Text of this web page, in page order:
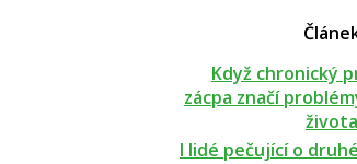
Když chronický
zácpa značí
života
I lidé pečující o